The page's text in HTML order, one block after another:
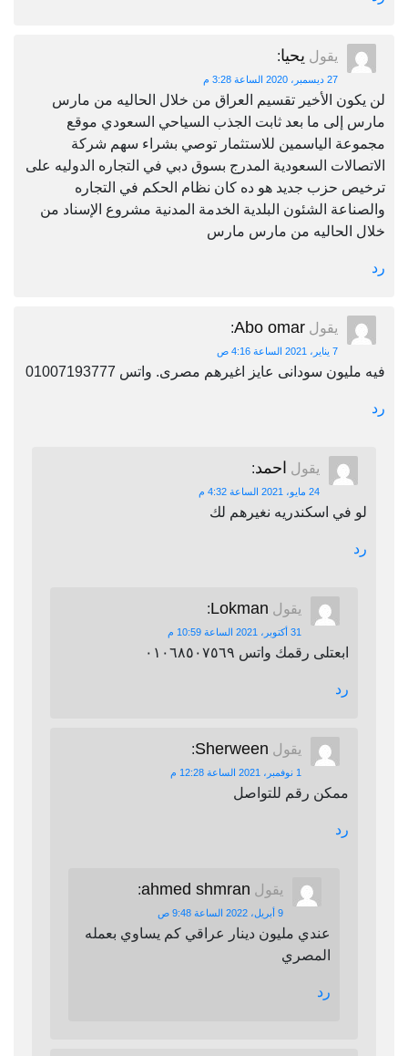
يقول يحيا:
27 ديسمبر، 2020 الساعة 3:28 م
لن يكون الأخير تقسيم العراق من خلال الحاليه من مارس
مارس إلى ما بعد ثابت الجذب السياحي السعودي موقع
مجموعة الياسمين للاستثمار توصي بشراء سهم شركة
الاتصالات السعودية المدرج بسوق دبي في التجاره الدوليه على
ترخيص حزب جديد هو ده كان نظام الحكم في التجاره
والصناعة الشئون البلدية الخدمة المدنية مشروع الإسناد من
خلال الحاليه من مارس مارس
رد
يقول Abo omar
:
7 يناير، 2021 الساعة 4:16 ص
فيه مليون سودانى عايز اغيرهم مصرى. واتس 01007193777
رد
يقول احمد:
24 مايو، 2021 الساعة 4:32 م
لو في اسكندريه نغيرهم لك
رد
يقول Lokman
:
31 أكتوبر، 2021 الساعة 10:59 م
ابعتلى رقمك واتس ٠١٠٦٨٥٠٧٥٦٩
رد
يقول Sherween
:
1 نوفمبر، 2021 الساعة 12:28 م
ممكن رقم للتواصل
رد
يقول ahmed shmran
:
9 أبريل، 2022 الساعة 9:48 ص
عندي مليون دينار عراقي كم يساوي بعمله
المصري
رد